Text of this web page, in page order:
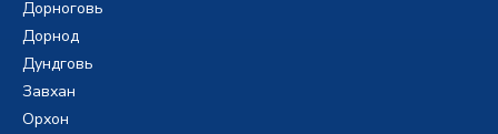
Дорноговь
Дорнод
Дундговь
Завхан
Орхон